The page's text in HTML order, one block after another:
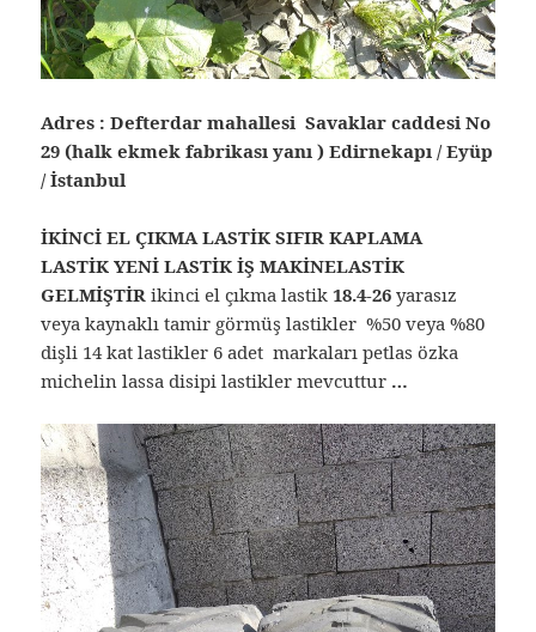
Adres : Defterdar mahallesi Savaklar caddesi No
29 (halk ekmek fabrikası yanı ) Edirnekapı / Eyüp
/ İstanbul
İKİNCİ EL ÇIKMA LASTİK SIFIR KAPLAMA
LASTİK YENİ LASTİK İŞ MAKİNELASTİK
GELMİŞTİRikinci el çıkma lastik18.4-26yarasız
veya kaynaklı tamir görmüş lastikler %50 veya %80
dişli 14 kat lastikler 6 adet markaları petlas özka
michelin lassa disipi lastikler mevcuttur …